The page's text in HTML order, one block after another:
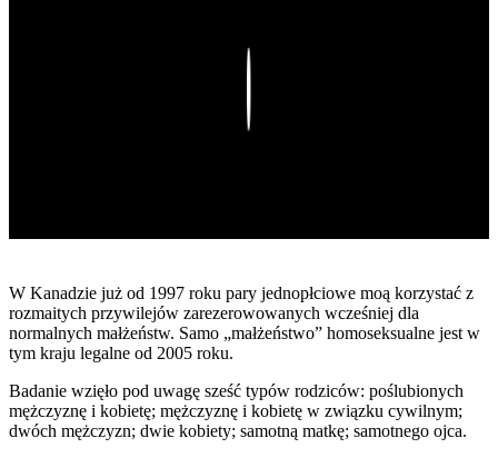
W Kanadzie już od 1997 roku pary jednopłciowe moą korzystać z
rozmaitych przywilejów zarezerowowanych wcześniej dla
normalnych małżeństw. Samo „małżeństwo” homoseksualne jest w
tym kraju legalne od 2005 roku.
Badanie wzięło pod uwagę sześć typów rodziców: poślubionych
mężczyznę i kobietę; mężczyznę i kobietę w związku cywilnym;
dwóch mężczyzn; dwie kobiety; samotną matkę; samotnego ojca.